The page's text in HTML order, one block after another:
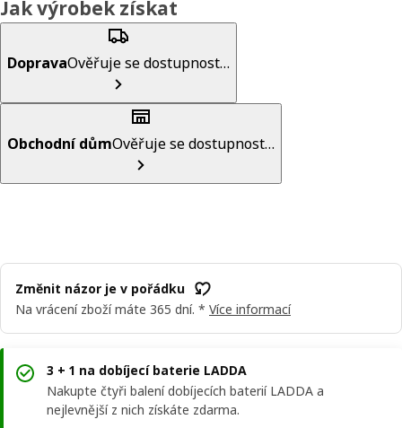
Jak výrobek získat
DopravaOvěřuje se dostupnost…
Obchodní důmOvěřuje se dostupnost…
Změnit názor je v pořádku
Na vrácení zboží máte 365 dní. * Více informací
3 + 1 na dobíjecí baterie LADDA
Nakupte čtyři balení dobíjecích baterií LADDA a
nejlevnější z nich získáte zdarma.